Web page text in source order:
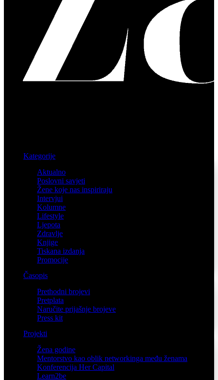
Kategorije
Aktualno
Poslovni savjeti
Žene koje nas inspiriraju
Intervjui
Kolumne
Lifestyle
Ljepota
Zdravlje
Knjige
Tiskana izdanja
Promocije
Časopis
Prethodni brojevi
Pretplata
Naručite prijašnje brojeve
Press kit
Projekti
Žena godine
Mentorstvo kao oblik networkinga među ženama
Konferencija Her Capital
Learn2be